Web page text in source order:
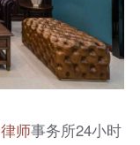
师事务所24小时